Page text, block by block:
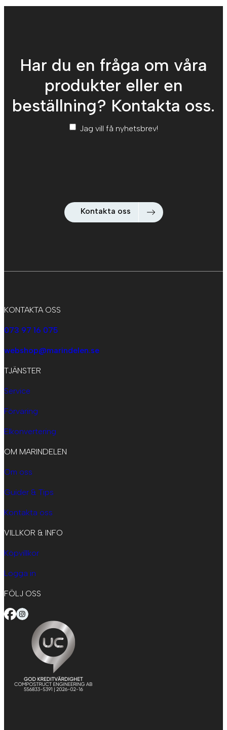
Har du en fråga om våra
produkter eller en
beställning? Kontakta oss.
Nyhetsbrev*
Jag vill få nyhetsbrev!
Kontakta oss
KONTAKTA OSS
073 97 16 075
webshop@marindelen.se
TJÄNSTER
Service
Förvaring
Elkonvertering
OM MARINDELEN
Om oss
Guider & Tips
Kontakta oss
VILLKOR & INFO
Köpvillkor
Logga in
FÖLJ OSS